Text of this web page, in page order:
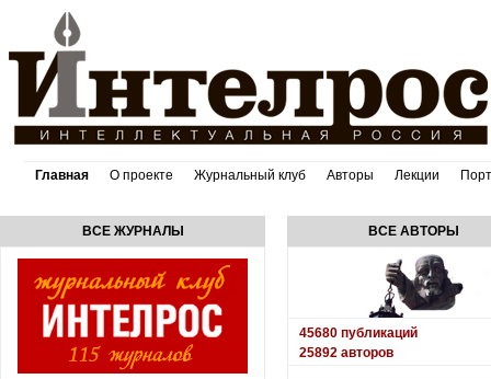
Главная О проекте Журнальный клуб Авторы Лекции
ВСЕ ЖУРНАЛЫ ВСЕ АВТОРЫ
45680 публикаций
25892 авторов